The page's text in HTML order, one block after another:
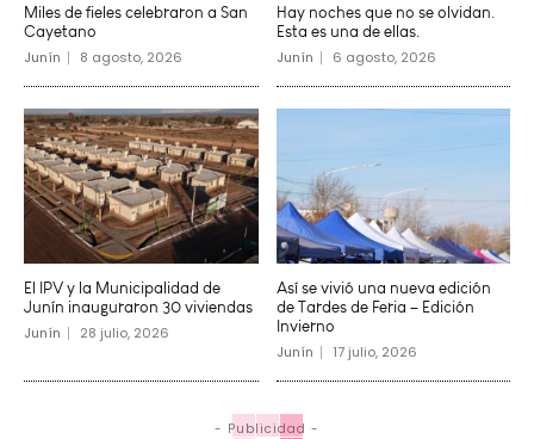
Miles de fieles celebraron a San
Cayetano
Junín 8 agosto, 2026
Hay noches que no se olvidan.
Esta es una de ellas.
Junín 6 agosto, 2026
El IPV y la Municipalidad de
Junín inauguraron 30 viviendas
Junín 28 julio, 2026
Así se vivió una nueva edición
de Tardes de Feria – Edición
Invierno
Junín 17 julio, 2026
- Publicidad -